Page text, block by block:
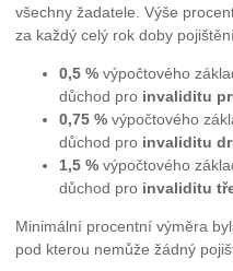
všechny žadatele. Výše
za každý celý rok doby
0,5 % výpočtového
důchod pro invaliditu
0,75 % výpočtového
důchod pro invaliditu
1,5 % výpočtového
důchod pro invaliditu
Minimální procentní výměra
pod kterou nemůže žádný